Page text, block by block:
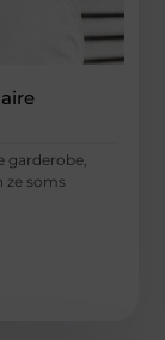
garderobe,
ze soms